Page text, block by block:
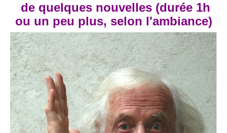
de quelques nouvelles (durée 1h
ou un peu plus, selon l'ambiance)